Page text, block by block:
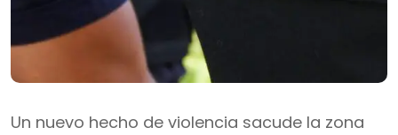
Un nuevo hecho de violencia sacude la zona